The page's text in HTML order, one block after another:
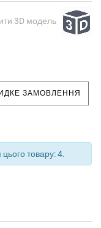
3D модель
ЗАМОВЛЕННЯ
цього товару: 4.